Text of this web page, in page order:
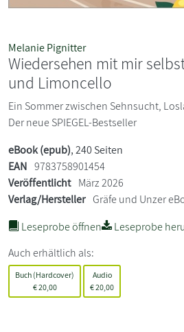
Melanie Pignitter
Wiedersehen mit mir
und Limoncello
Ein Sommer zwischen Sehnsucht,
Der neue SPIEGEL-Bestseller
eBook (epub), 240 Seiten
EAN 9783758901454
Veröffentlicht März 2026
Verlag/Hersteller Gräfe und Unzer
Leseprobe öffnen
Leseprobe
Auch erhältlich als:
Buch (Hardcover)
€20,00
Audio
€20,00